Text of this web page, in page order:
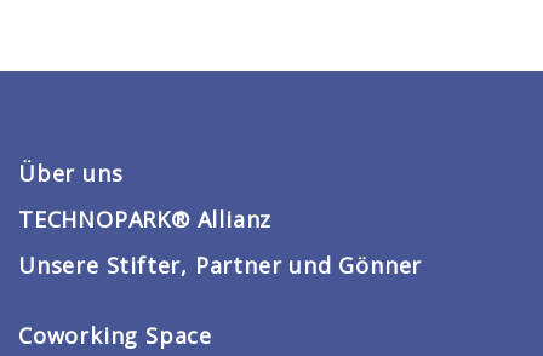
Über uns
TECHNOPARK® Allianz
Unsere Stifter, Partner und Gönner
Coworking Space